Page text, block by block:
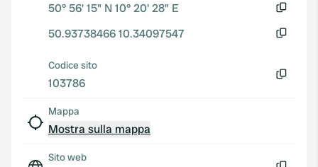
50° 56' 15" N 10° 20' 28" E
50.93738466 10.34097547
Codice sito
103786
Mappa
Mostra sulla mappa
Sito web